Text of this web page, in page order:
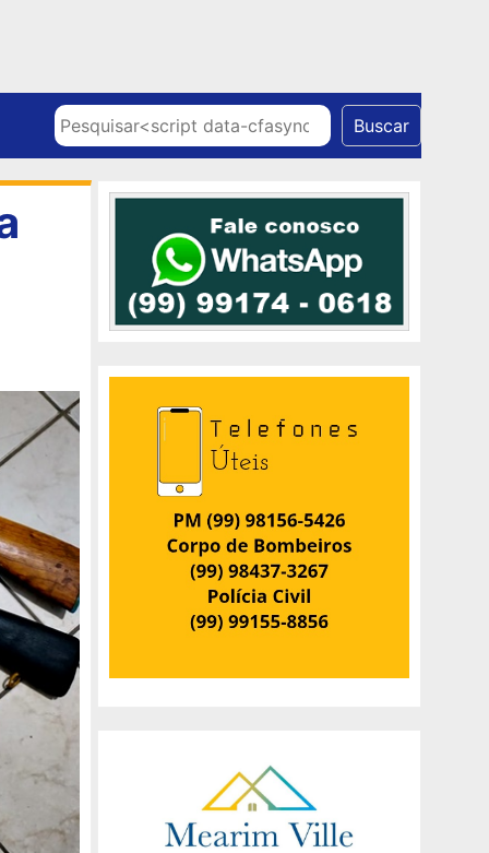
Pesquisar Buscar